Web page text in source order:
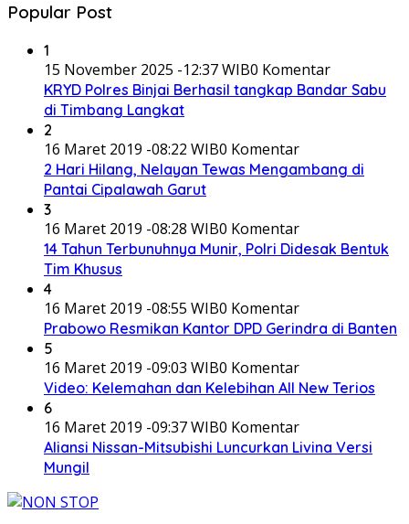
Popular Post
1
15 November 2025 -12:37 WIB0 Komentar
KRYD Polres Binjai Berhasil tangkap Bandar Sabu
di Timbang Langkat
2
16 Maret 2019 -08:22 WIB0 Komentar
2 Hari Hilang, Nelayan Tewas Mengambang di
Pantai Cipalawah Garut
3
16 Maret 2019 -08:28 WIB0 Komentar
14 Tahun Terbunuhnya Munir, Polri Didesak Bentuk
Tim Khusus
4
16 Maret 2019 -08:55 WIB0 Komentar
Prabowo Resmikan Kantor DPD Gerindra di Banten
5
16 Maret 2019 -09:03 WIB0 Komentar
Video: Kelemahan dan Kelebihan All New Terios
6
16 Maret 2019 -09:37 WIB0 Komentar
Aliansi Nissan-Mitsubishi Luncurkan Livina Versi
Mungil